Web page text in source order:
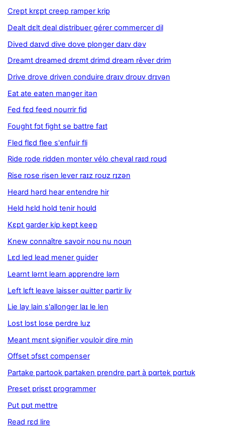
Crept krɛpt creep ramper krip
Dealt dɛlt deal distribuer gérer commercer dil
Dived daɪvd dive dove plonger daɪv dəv
Dreamt dreamed drɛmt drimd dream rêver drim
Drive drove driven conduire draɪv droʊv drɪvən
Eat ate eaten manger itən
Fed fɛd feed nourrir fid
Fought fɔt fight se battre faɪt
Fled flɛd flee s'enfuir fli
Ride rode ridden monter vélo cheval raɪd roʊd
Rise rose risen lever raɪz roʊz rɪzən
Heard hərd hear entendre hir
Held hɛld hold tenir hoʊld
Kɛpt garder kip kept keep
Knew connaître savoir noʊ nu noʊn
Lɛd led lead mener guider
Learnt lərnt learn apprendre lərn
Left lɛft leave laisser quitter partir liv
Lie lay lain s'allonger laɪ le len
Lost lɔst lose perdre luz
Meant mɛnt signifier vouloir dire min
Offset ɔfsɛt compenser
Partake partook partaken prendre part à pɑrtek pɑrtʊk
Preset prisɛt programmer
Put pʊt mettre
Read rɛd lire